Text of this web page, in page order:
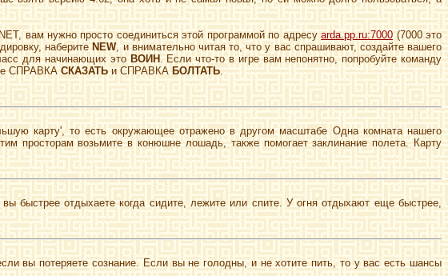
вам нужно просто соединиться этой программой по адресуarda.pp.ru:7000(7000 это
наберитеNEW, и внимательно читая то, что у вас спрашивают, создайте вашего
для начинающих это ВОИН. Если что-то в игре вам непонятно, попробуйте команду
СПРАВКАСКАЗАТЬи СПРАВКАБОЛТАТЬ.
карту', то есть окружающее отражено в другом масштабе Одна комната нашего
просторам возьмите в конюшне лошадь, также помогает заклинание полета. Карту
быстрее отдыхаете когда сидите, лежите или спите. У огня отдыхают еще быстрее,
вы потеряете сознание. Если вы не голодны, и не хотите пить, то у вас есть шансы